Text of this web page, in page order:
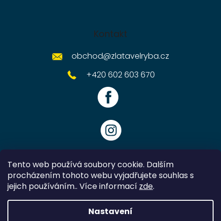
Tento web používá soubory cookie. Dalším
procházením tohoto webu vyjadřujete souhlas s
jejich používáním.. Více informací zde.
Nastavení
Kontakt
obchod@zlatavelryba.cz
+420 602 603 670
Vytvořil Shoptet